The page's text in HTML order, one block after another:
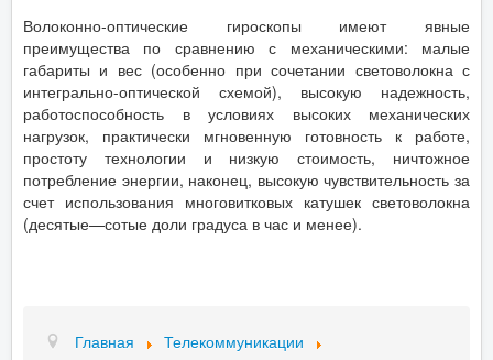
Волоконно-оптические гироскопы имеют явные
преимущества по сравнению с механическими: малые
габариты и вес (особенно при сочетании световолокна с
интегрально-оптической схемой), высокую надежность,
работоспособность в условиях высоких механических
нагрузок, практически мгновенную готовность к работе,
простоту технологии и низкую стоимость, ничтожное
потребление энергии, наконец, высокую чувствительность за
счет использования многовитковых катушек световолокна
(десятые—сотые доли градуса в час и менее).
Главная Телекоммуникации